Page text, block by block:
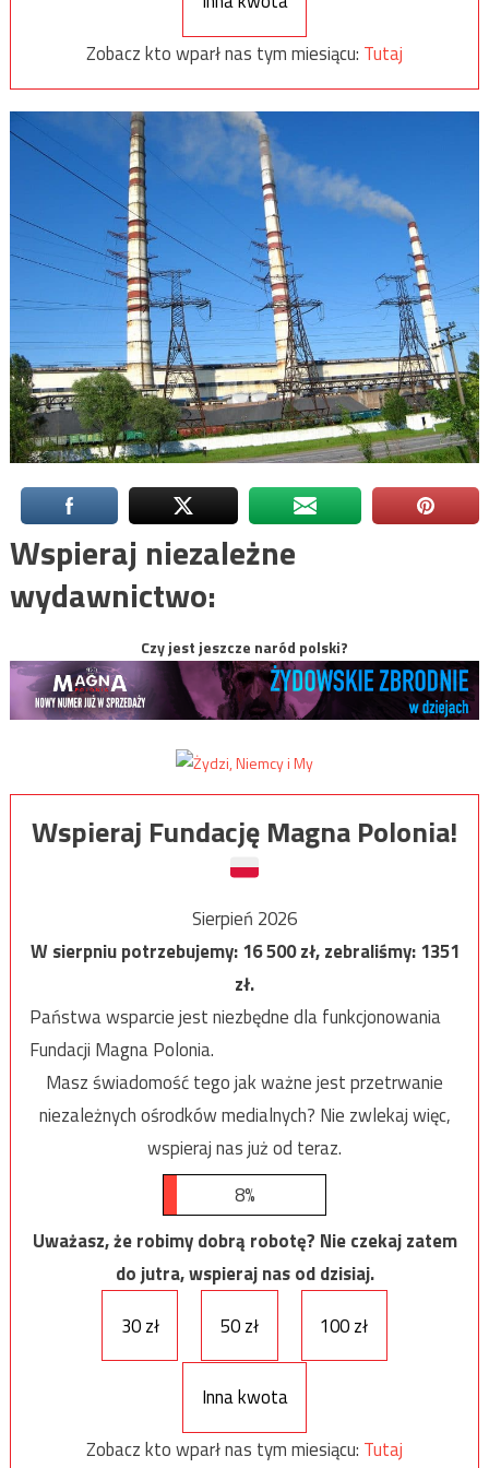
Zobacz kto wparł nas tym miesiącu: Tutaj
Wspieraj niezależne
wydawnictwo:
Czy jest jeszcze naród polski?
Wspieraj Fundację Magna Polonia!
Sierpień 2026
W sierpniu potrzebujemy:16 500zł, zebraliśmy:1351
zł.
Państwa wsparcie jest niezbędne dla funkcjonowania
Fundacji Magna Polonia.
Masz świadomość tego jak ważne jest przetrwanie
niezależnych ośrodków medialnych? Nie zwlekaj więc,
wspieraj nas już od teraz.
8%
Uważasz, że robimy dobrą robotę? Nie czekaj zatem
do jutra, wspieraj nas od dzisiaj.
30 zł
50 zł 100 zł
Inna kwota
Zobacz kto wparł nas tym miesiącu: Tutaj